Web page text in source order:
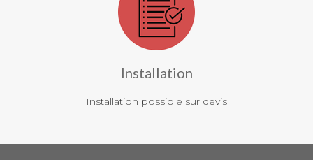
Installation
Installation possible sur devis